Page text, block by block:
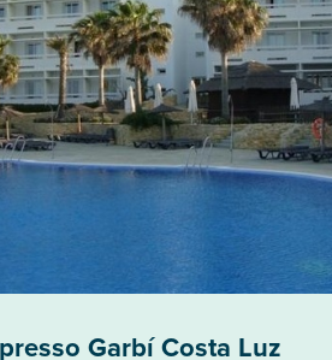
Garbí Costa Luz